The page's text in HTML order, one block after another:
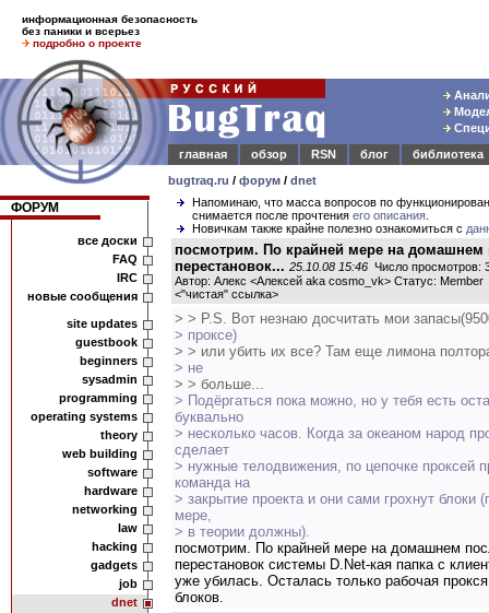
информационная безопасность
без паники и всерьез
подробно о проекте
главная
обзор RSN блог
библиотека
bugtraq.ru / форум / dnet
ФОРУМ
все доски
FAQ
IRC
новые сообщения
site updates
guestbook
beginners
sysadmin
programming
operating systems
theory
web building
software
hardware
networking
law
hacking
gadgets
job
dnet
Напоминаю, что масса вопросов по
снимается после прочтения его описания
Новичкам также крайне полезно ознакомиться с
посмотрим. По крайней мере на домашнем
перестановок... 25.10.08 15:46 Число просмотров:
Автор: Алекс <Алексей aka cosmo_vk> Статус: Member
<"чистая" ссылка>
> > P.S. Вот незнаю досчитать мои
> проксе)
> > или убить их все? Там еще лимона
> не
> > больше...
> Подёргаться пока можно, но у тебя есть
буквально
> несколько часов. Когда за океаном народ
сделает
> нужные телодвижения, по цепочке проксей
команда на
> закрытие проекта и они сами грохнут блоки
мере,
> в теории должны).
посмотрим. По крайней мере на домашнем
перестановок системы D.Net-кая папка с
уже убилась. Осталась только рабочая
блоков.